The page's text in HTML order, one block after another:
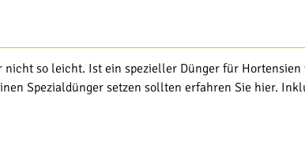
nicht so leicht. Ist ein spezieller Dünger für
Spezialdünger setzen sollten erfahren Sie hier.